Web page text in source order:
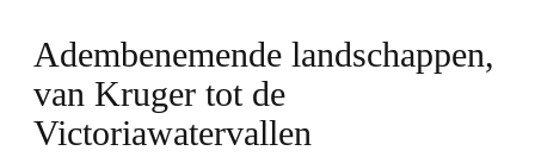
Adembenemende landschappen,
van Kruger tot de
Victoriawatervallen